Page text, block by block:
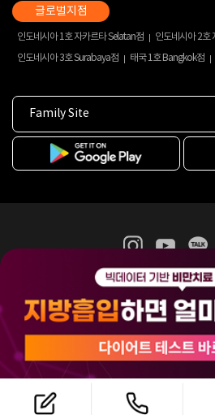
인도네시아 1호 자카르타 Selatan점
인도네시아 2호
인도네시아 3호 Surabaya점
태국 1호 Bangkok점
Family Site
365mc 병·의원 이용약관
홈
비급여진료수가
(주)365mcㅣ서울특별시 서초구 서초대로52
120-87-04354ㅣ김
COPYRIGHT(C) 2025 365mc. ALL